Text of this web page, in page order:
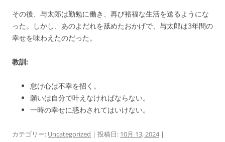
その後、与太郎は勤勉に働き、再び裕福な生活を送るようにな
った。しかし、あのよだれを舐めたおかげで、与太郎は3年間の
幸せを味わえたのだった。
教訓:
怠け心は不幸を招く。
願いは自分で叶えなければならない。
一時の幸せに惑わされてはいけない。
カテゴリー: Uncategorized | 投稿日: 10月 13, 2024|